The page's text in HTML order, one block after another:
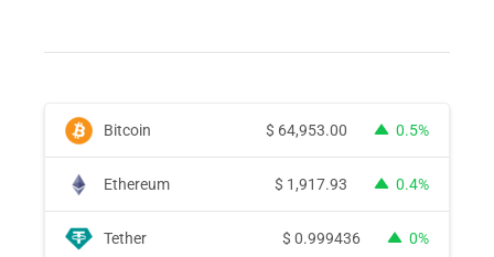
Bitcoin $ 64,953.00 0.5%
Ethereum $ 1,917.93 0.4%
Tether $ 0.999436 0%